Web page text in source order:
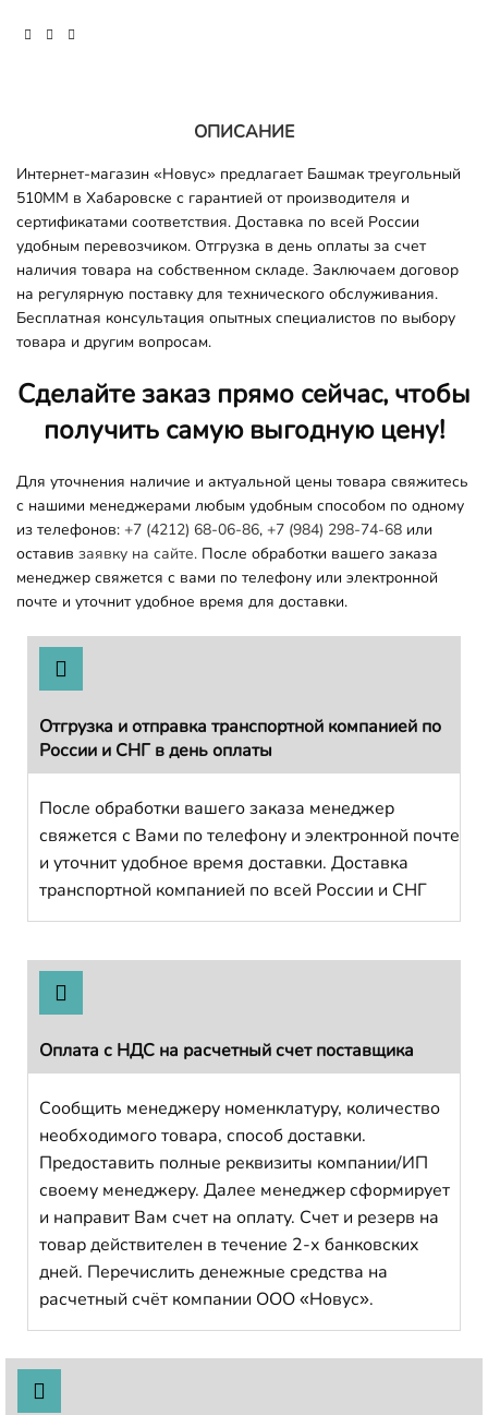
ОПИСАНИЕ
Интернет-магазин «Новус» предлагает Башмак треугольный
510ММ в Хабаровске с гарантией от производителя и
сертификатами соответствия. Доставка по всей России
удобным перевозчиком. Отгрузка в день оплаты за счет
наличия товара на собственном складе. Заключаем договор
на регулярную поставку для технического обслуживания.
Бесплатная консультация опытных специалистов по выбору
товара и другим вопросам.
Сделайте заказ прямо сейчас, чтобы
получить самую выгодную цену!
Для уточнения наличие и актуальной цены товара свяжитесь
с нашими менеджерами любым удобным способом по одному
из телефонов: +7 (4212) 68-06-86, +7 (984) 298-74-68 или
оставив заявку на сайте. После обработки вашего заказа
менеджер свяжется с вами по телефону или электронной
почте и уточнит удобное время для доставки.
Отгрузка и отправка транспортной компанией по
России и СНГ в день оплаты
После обработки вашего заказа менеджер
свяжется с Вами по телефону и электронной почте
и уточнит удобное время доставки. Доставка
транспортной компанией по всей России и СНГ
Оплата с НДС на расчетный счет поставщика
Сообщить менеджеру номенклатуру, количество
необходимого товара, способ доставки.
Предоставить полные реквизиты компании/ИП
своему менеджеру. Далее менеджер сформирует
и направит Вам счет на оплату. Счет и резерв на
товар действителен в течение 2-х банковских
дней. Перечислить денежные средства на
расчетный счёт компании ООО «Новус».